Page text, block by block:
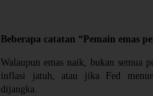
Beberapa catatan “Pemain emas
Walaupun emas naik, bukan semua
inflasi jatuh, atau jika Fed
dijangka.